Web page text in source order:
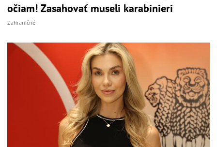
očiam! Zasahovať museli karabinieri
Zahraničné